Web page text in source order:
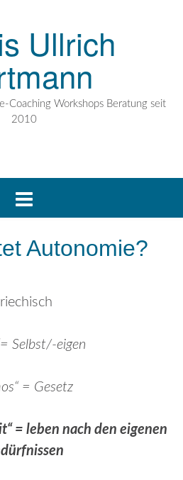
Ullrich
Coaching Workshops Beratung seit
2010
Autonomie?
Selbst/-eigen
= Gesetz
= leben nach den eigenen